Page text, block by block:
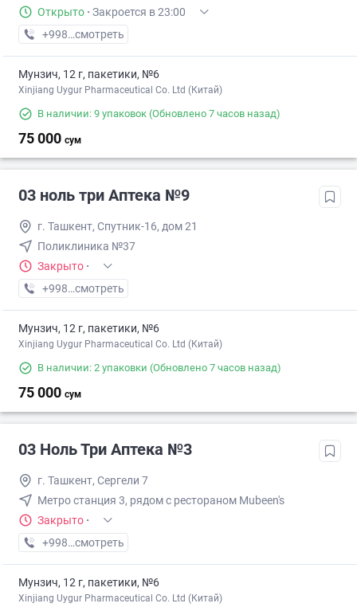
Открыто · Закроется в 23:00
+998 (93) XXX-XX-XX
смотреть
Мунзич, 12 г, пакетики, №6
Xinjiang Uygur Pharmaceutical Co. Ltd (Китай)
В наличии: 9 упаковок (Обновлено 7 часов назад)
75 000 сум
03 ноль три Аптека №9
г. Ташкент, Спутник-16, дом 21
Поликлиника №37
Закрыто ·
+998 (77) XXX-XX-XX
смотреть
Мунзич, 12 г, пакетики, №6
Xinjiang Uygur Pharmaceutical Co. Ltd (Китай)
В наличии: 2 упаковки (Обновлено 7 часов назад)
75 000 сум
03 Ноль Три Аптека №3
г. Ташкент, Сергели 7
Метро станция 3, рядом с рестораном Mubeen's
Закрыто ·
+998 (77) XXX-XX-XX
смотреть
Мунзич, 12 г, пакетики, №6
Xinjiang Uygur Pharmaceutical Co. Ltd (Китай)